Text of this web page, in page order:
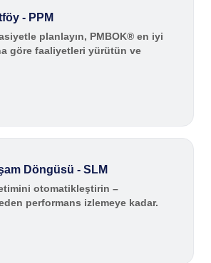
- PPM
planlayın, PMBOK® en iyi
göre faaliyetleri yürütün ve
Döngüsü - SLM
otomatikleştirin –
performans izlemeye kadar.